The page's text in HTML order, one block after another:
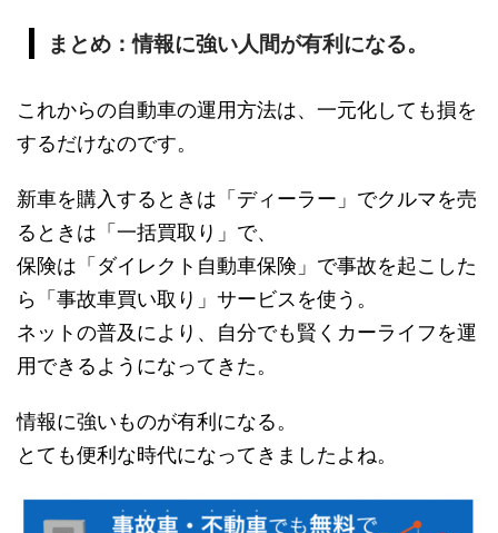
まとめ：情報に強い人間が有利になる。
これからの自動車の運用方法は、一元化しても損を
するだけなのです。
新車を購入するときは「ディーラー」でクルマを売
るときは「一括買取り」で、
保険は「ダイレクト自動車保険」で事故を起こした
ら「事故車買い取り」サービスを使う。
ネットの普及により、自分でも賢くカーライフを運
用できるようになってきた。
情報に強いものが有利になる。
とても便利な時代になってきましたよね。